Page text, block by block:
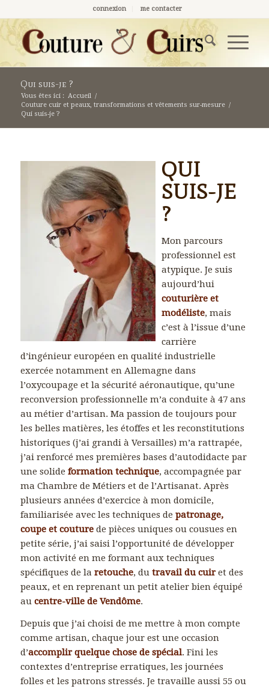
connexion me contacter
Qui suis-je ?
Vous êtes ici : Accueil /
Couture cuir et peaux, transformations et vêtements sur-mesure /
Qui suis-je ?
QUI
SUIS-JE
?
Mon parcours
professionnel est
atypique. Je suis
aujourd’hui
couturière et
modéliste, mais
c’est à l’issue d’une
carrière
d’ingénieur européen en qualité industrielle
exercée notamment en Allemagne dans
l’oxycoupage et la sécurité aéronautique, qu’une
reconversion professionnelle m’a conduite à 47 ans
au métier d’artisan. Ma passion de toujours pour
les belles matières, les étoffes et les reconstitutions
historiques (j’ai grandi à Versailles) m’a rattrapée,
j’ai renforcé mes premières bases d’autodidacte par
une solide formation technique, accompagnée par
ma Chambre de Métiers et de l’Artisanat. Après
plusieurs années d’exercice à mon domicile,
familiarisée avec les techniques de patronage,
coupe et couturede pièces uniques ou cousues en
petite série, j’ai saisi l’opportunité de développer
mon activité en me formant aux techniques
spécifiques de la retouche, du travail du cuiret des
peaux, et en reprenant un petit atelier bien équipé
au centre-ville de Vendôme.
Depuis que j’ai choisi de me mettre à mon compte
comme artisan, chaque jour est une occasion
d’accomplir quelque chose de spécial. Fini les
contextes d’entreprise erratiques, les journées
folles et les patrons stressés. Je travaille aussi 55 ou